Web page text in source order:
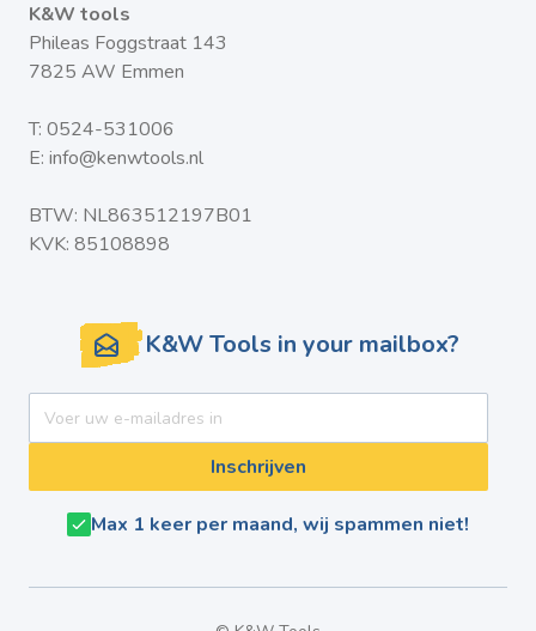
K&W tools
Phileas Foggstraat 143
7825 AW Emmen
T: 0524-531006
E: info@kenwtools.nl
BTW: NL863512197B01
KVK: 85108898
K&W Tools in your mailbox?
Inschrijven
Max 1 keer per maand, wij spammen niet!